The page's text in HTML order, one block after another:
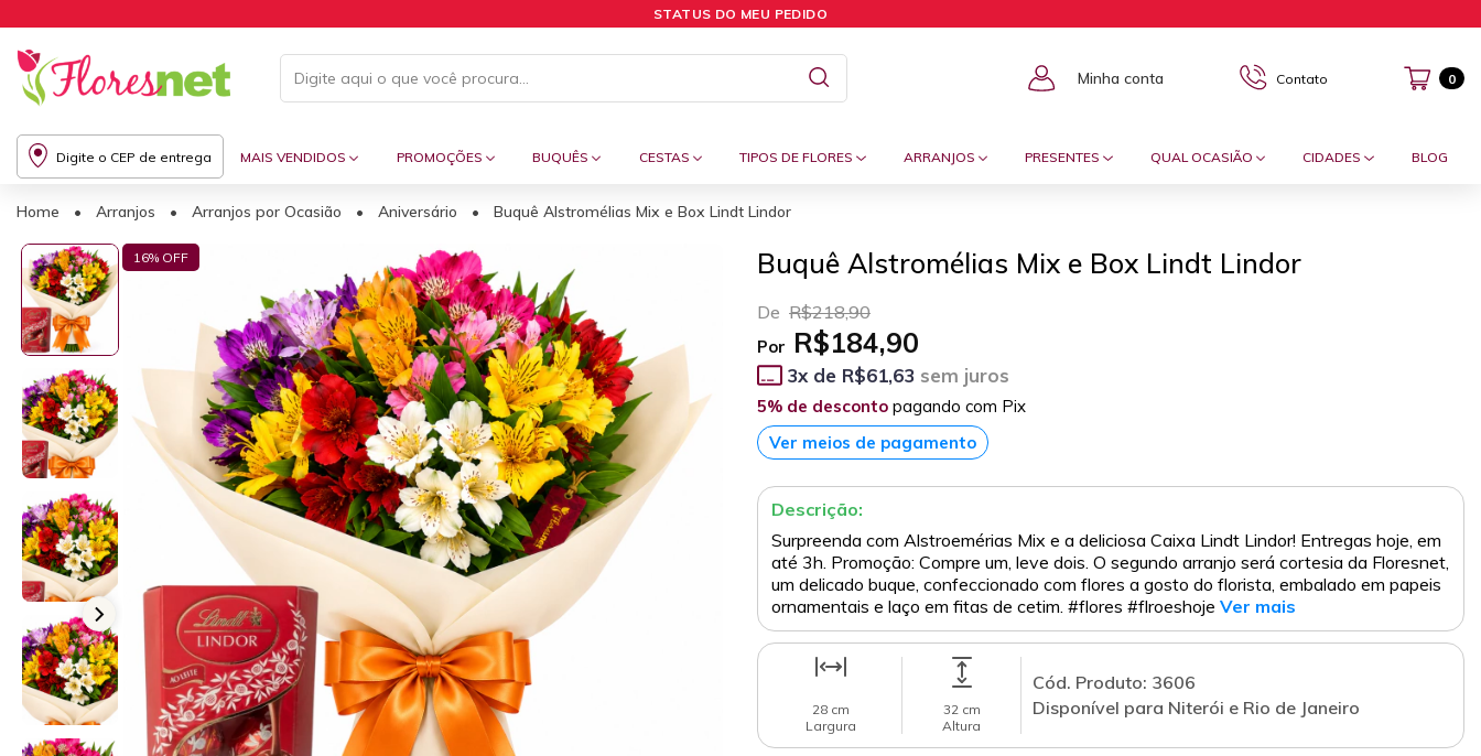
STATUS DO MEU PEDIDO
Minha conta Contato 0
Digite o CEP de entrega MAIS VENDIDOS PROMOÇÕES BUQUÊS CESTAS TIPOS DE FLORES ARRANJOS PRESENTES QUAL OCASIÃO CIDADES BLOG
Home • Arranjos • Arranjos por Ocasião • Aniversário • Buquê Alstromélias Mix e Box Lindt Lindor
16% OFF Buquê Alstromélias Mix e Box Lindt Lindor
De R$218,90
Por R$184,90
3x de R$61,63 sem juros
5% de desconto pagando com Pix
Ver meios de pagamento
Descrição:
Surpreenda com Alstroemérias Mix e a deliciosa Caixa Lindt Lindor! Entregas hoje, em
até 3h. Promoção: Compre um, leve dois. O segundo arranjo será cortesia da Floresnet,
um delicado buque, confeccionado com flores a gosto do florista, embalado em papeis
ornamentais e laço em fitas de cetim. #flores #flroeshoje Ver mais
28 cm
Largura
32 cm
Altura
Cód. Produto: 3606
Disponível para Niterói e Rio de Janeiro